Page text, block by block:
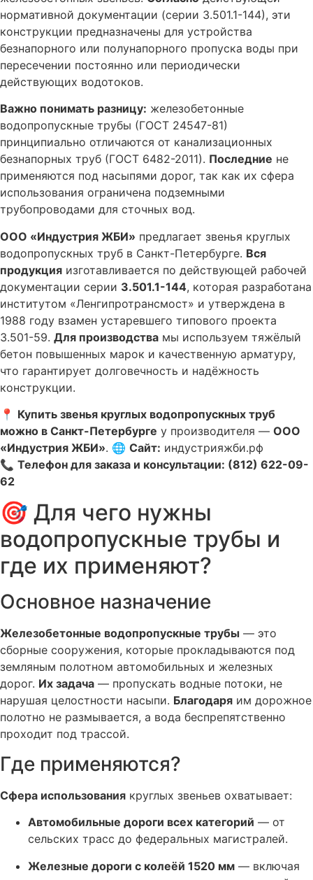
нормативной документации (серии 3.501.1-144), эти
конструкции предназначены для устройства
безнапорного или полунапорного пропуска воды при
пересечении постоянно или периодически
действующих водотоков.
Важно понимать разницу: железобетонные
водопропускные трубы (ГОСТ 24547-81)
принципиально отличаются от канализационных
безнапорных труб (ГОСТ 6482-2011). Последние не
применяются под насыпями дорог, так как их сфера
использования ограничена подземными
трубопроводами для сточных вод.
ООО «Индустрия ЖБИ» предлагает звенья круглых
водопропускных труб в Санкт-Петербурге. Вся
продукция изготавливается по действующей рабочей
документации серии 3.501.1-144, которая разработана
институтом «Ленгипротрансмост» и утверждена в
1988 году взамен устаревшего типового проекта
3.501-59. Для производства мы используем тяжёлый
бетон повышенных марок и качественную арматуру,
что гарантирует долговечность и надёжность
конструкции.
📍 Купить звенья круглых водопропускных труб
можно в Санкт-Петербурге у производителя — ООО
«Индустрия ЖБИ». 🌐 Сайт: индустрияжби.рф
📞 Телефон для заказа и консультации: (812) 622-09-
62
🎯 Для чего нужны
водопропускные трубы и
где их применяют?
Основное назначение
Железобетонные водопропускные трубы — это
сборные сооружения, которые прокладываются под
земляным полотном автомобильных и железных
дорог. Их задача — пропускать водные потоки, не
нарушая целостности насыпи. Благодаря им дорожное
полотно не размывается, а вода беспрепятственно
проходит под трассой.
Где применяются?
Сфера использования круглых звеньев охватывает:
Автомобильные дороги всех категорий — от
сельских трасс до федеральных магистралей.
Железные дороги с колеёй 1520 мм — включая